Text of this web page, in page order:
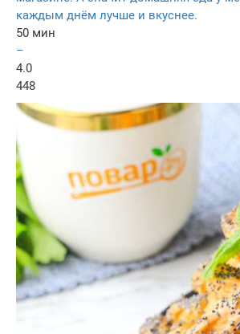
каждым днём лучше и вкуснее.
50 мин
–
4.0
448